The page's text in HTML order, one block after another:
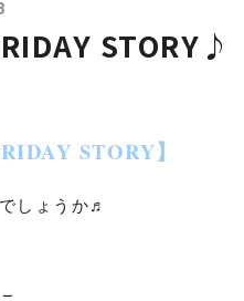
STORY♪
STORY】
しょうか♬